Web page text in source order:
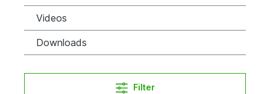
Videos
Downloads
Filter